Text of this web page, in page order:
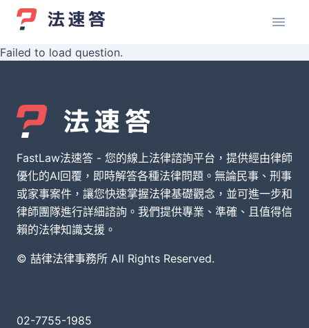
Failed to load question.
FastLaw法速答 - 您的線上法律諮詢平台，提供經由律師
優化的AI回覆，即時解答各種法律問題。無論民事、刑事
或家事案件，讓您快速掌握法律基礎觀念，並可進一步和
律師團隊進行詳細諮詢。我們提供專業、準確、且值得信
賴的法律知識支援。
© 喆律法律事務所 All Rights Reserved.
02-7755-1985